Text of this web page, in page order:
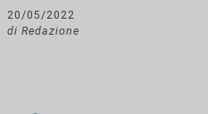
20/05/2022
di Redazione